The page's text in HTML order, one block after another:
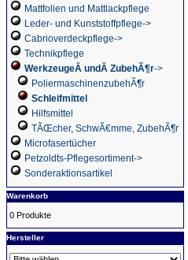
Mattfolien und Mattlackpflege
Leder- und Kunststoffpflege->
Cabrioverdeckpflege->
Technikpflege
WerkzeugeÂ undÂ ZubehÃ¶r->
PoliermaschinenzubehÃ¶r
Schleifmittel
Hilfsmittel
TÃŒcher, SchwÃ€mme, ZubehÃ¶r
Microfasertücher
Petzoldts-Pflegesortiment->
Sonderaktionsartikel
Warenkorb
0 Produkte
Hersteller